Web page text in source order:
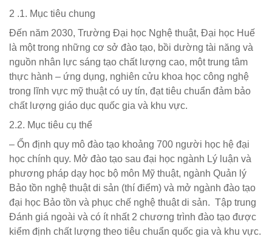
2 .1. Mục tiêu chung
Đến năm 2030, Trường Đại học Nghệ thuật, Đại học Huế
là một trong những cơ sở đào tạo, bồi dường tài năng và
nguồn nhân lực sáng tạo chất lượng cao, một trung tâm
thực hành – ứng dụng, nghiên cửu khoa học công nghệ
trong lĩnh vực mỹ thuật có uy tín, đạt tiêu chuẩn đảm bảo
chất lượng giáo dục quốc gia và khu vực.
2.2. Mục tiêu cụ thể
– Ổn định quy mô đào tạo khoảng 700 người học hệ đại
học chính quy. Mở đào tạo sau đại học ngành Lý luận và
phương pháp dạy học bộ môn Mỹ thuật, ngành Quản lý
Bảo tồn nghệ thuật di sản (thí điểm) và mở ngành đào tạo
đại học Bảo tồn và phục chế nghệ thuật di sản. Tập trung
Đánh giá ngoài và có ít nhất 2 chương trình đào tạo được
kiểm định chất lượng theo tiêu chuẩn quốc gia và khu vực.